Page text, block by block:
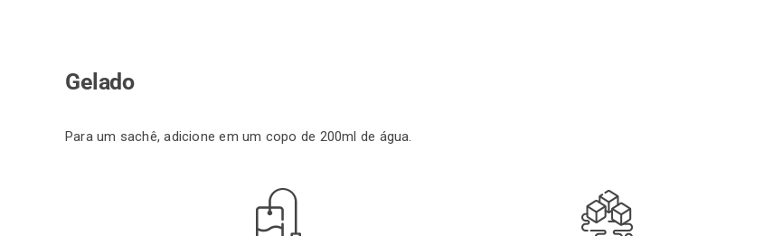
Gelado
Para um sachê, adicione em um copo de 200ml de água.